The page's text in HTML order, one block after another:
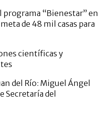
programa “Bienestar” en
de 48 mil casas para
científicas y
del Río: Miguel Ángel
Secretaría del